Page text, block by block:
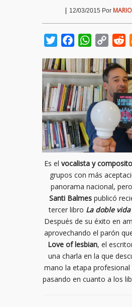
| 12/03/2015 Por
TwitterFacebookWhatsApp
Copy
Es el vocalista y
grupos con más
panorama nacional,
Santi Balmes publicó
tercer libro La doble
Después de su éxito en
aprovechando el parón
Love of lesbian, el
una charla en la que
mano la etapa profesional
pasando en cuanto a los